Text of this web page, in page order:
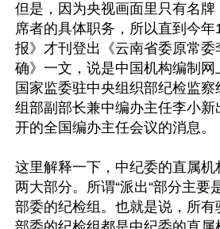
但是，因为央视画面里只有名牌
席者的具体职务，所以直到今年
报》才刊登出《云南省委原常委
确》一文，说是中国机构编制
国家监委驻中央组织部纪检监
组部副部长兼中编办主任李小
开的全国编办主任会议的消息。
这里解释一下，中纪委的直属机
两大部分。所谓“派出“部分主要
部委的纪检组。也就是说，所有